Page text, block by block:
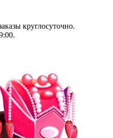
круглосуточно.